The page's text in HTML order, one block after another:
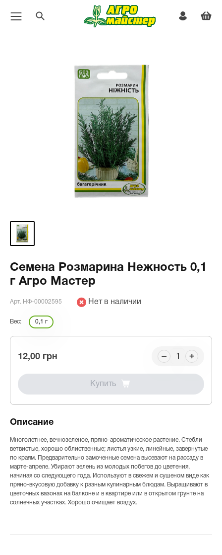
Семена Розмарина Нежность 0,1
г Агро Мастер
Арт. НФ-00002595 Нет в наличии
Вес: 0,1 г
12,00 грн
Купить
Описание
Многолетнее, вечнозеленое, пряно-ароматическое растение. Стебли
ветвистые, хорошо облиственные; листья узкие, линейные, завернутые
по краям. Предварительно замоченные семена высевают на рассаду в
марте-апреле. Убирают зелень из молодых побегов до цветения,
начиная со следующего года. Используют в свежем и сушеном виде как
пряно-вкусовую добавку к разным кулинарным блюдам. Выращивают в
цветочных вазонах на балконе и в квартире или в открытом грунте на
солнечных участках. Хорошо очищает воздух.